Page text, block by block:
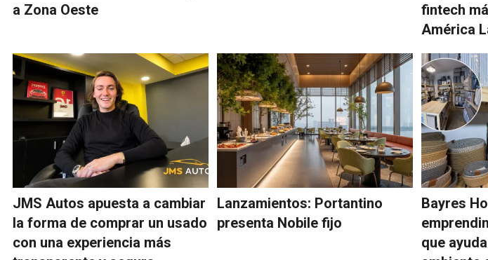
a Zona Oeste
fintech
América
JMS Autos apuesta a cambiar
la forma de comprar un usado
con una experiencia más
Lanzamientos: Portantino
presenta Nobile fijo
Bayres
que